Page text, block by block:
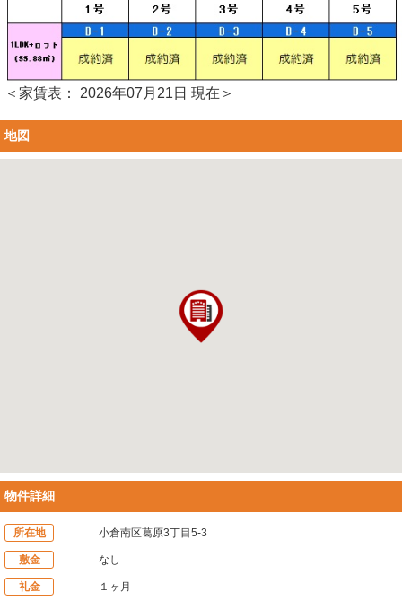
＜家賃表： 2026年07月21日 現在＞
地図
物件詳細
所在地 小倉南区葛原3丁目5-3
敷金 なし
礼金 １ヶ月